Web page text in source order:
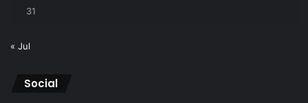
31
« Jul
Social